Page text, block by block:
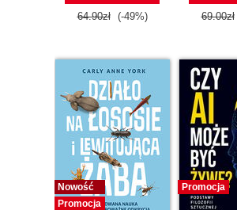
64.90zł (-49%) 69.00zł
Nowość
Promocja
Promocja